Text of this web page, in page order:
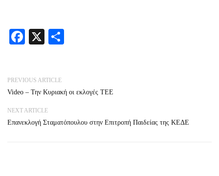
Facebook
X
PREVIOUS ARTICLE
Video – Την Κυριακή οι εκλογές ΤΕΕ
NEXT ARTICLE
Επανεκλογή Σταματόπουλου στην Επιτροπή Παιδείας της ΚΕΔΕ